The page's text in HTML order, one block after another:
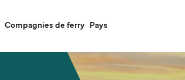
Compagnies de ferry Pays